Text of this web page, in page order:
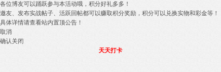
各位博友可以踊跃参与本活动哦，积分好礼多多！
邀友、发布实战帖子、活跃回帖都可以赚取积分奖励，积分可以兑换实物和彩金等！
具体详情请查看站内置顶公告！
取消
确认关闭
天天打卡